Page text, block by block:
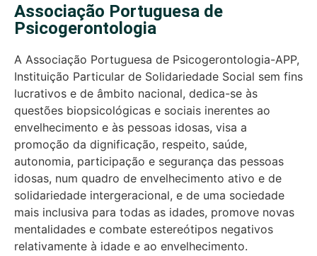
Associação Portuguesa de
Psicogerontologia
A Associação Portuguesa de Psicogerontologia-APP,
Instituição Particular de Solidariedade Social sem fins
lucrativos e de âmbito nacional, dedica-se às
questões biopsicológicas e sociais inerentes ao
envelhecimento e às pessoas idosas, visa a
promoção da dignificação, respeito, saúde,
autonomia, participação e segurança das pessoas
idosas, num quadro de envelhecimento ativo e de
solidariedade intergeracional, e de uma sociedade
mais inclusiva para todas as idades, promove novas
mentalidades e combate estereótipos negativos
relativamente à idade e ao envelhecimento.